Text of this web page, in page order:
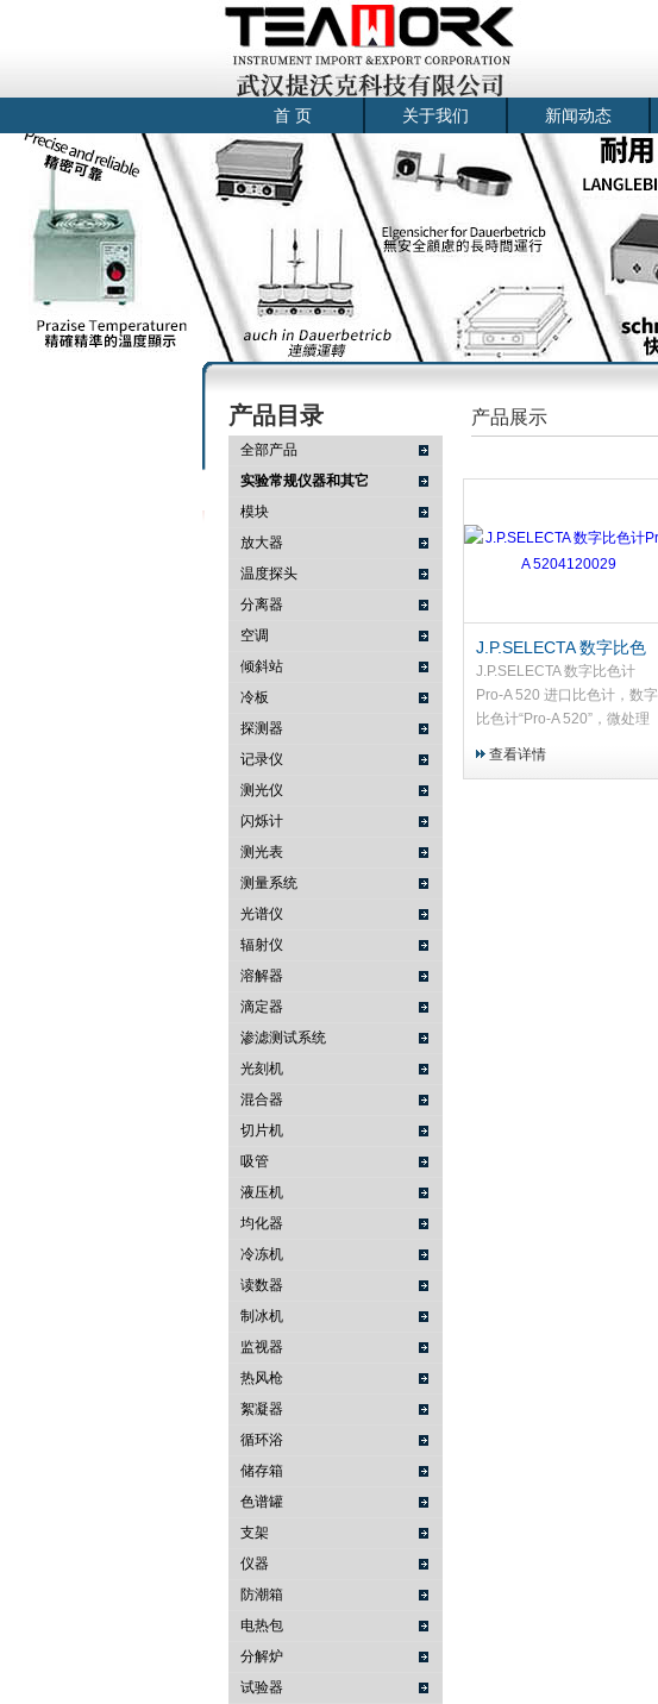
武汉提沃克科技有限公司
首 页 关于我们 新闻动态
产品目录
全部产品
实验常规仪器和其它
模块
放大器
温度探头
分离器
空调
倾斜站
冷板
探测器
记录仪
测光仪
闪烁计
测光表
测量系统
光谱仪
辐射仪
溶解器
滴定器
渗滤测试系统
光刻机
混合器
切片机
吸管
液压机
均化器
冷冻机
读数器
制冰机
监视器
热风枪
絮凝器
循环浴
储存箱
色谱罐
支架
仪器
防潮箱
电热包
分解炉
试验器
产品展示
J.P.SELECTA 数字比色
计Pro-A 5204120029
J.P.SELECTA 数字比色计
Pro-A 520 进口比色计，数字
比色计“Pro-A 520”，微处理
100%透射率显示20个字符,2
查看详情